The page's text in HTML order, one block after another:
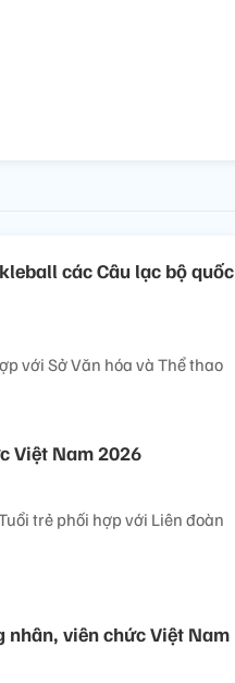
các Câu lạc bộ quốc
với Sở Văn hóa và Thể thao
Việt Nam 2026
trẻ phối hợp với Liên đoàn
nhân, viên chức Việt Nam